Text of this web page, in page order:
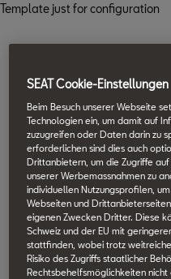
Template just for configuration
SEAT Cookie-Einstellungen
Beim Besuch unserer Webseite
Technologien ein, um damit auf
zuzugreifen oder Daten darin zu
erforderlichen sind dies auch
Drittanbietern, um die Zugriffe
unserer Werbemassnahmen zu
individuellen Nutzungsprofilen,
Webseiten und
eigenen Zwecken Dritter. Diese
Schweiz und der EU mit
stattfinden, wobei trotz
Risiko des Zugriffs staatlicher
Rechtsbehelfsmöglichkeiten nicht